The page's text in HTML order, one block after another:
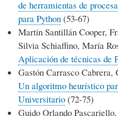
de herramientas de
para Python (53-67)
Martín Santillán Cooper,
Silvia Schiaffino, María
Aplicación de técnicas de
Gastón Carrasco
Un algoritmo heurístico
Universitario (72-75)
Guido Orlando